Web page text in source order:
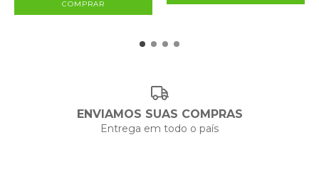
ENVIAMOS SUAS COMPRAS
Entrega em todo o país